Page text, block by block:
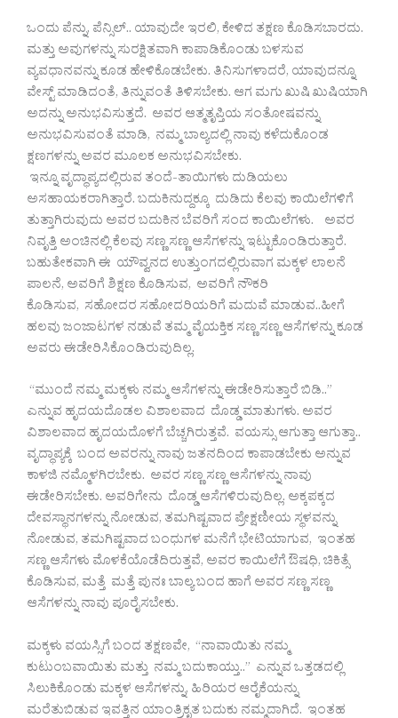
ಒಂದು ಪೆನ್ನು, ಪೆನ್ಸಿಲ್.. ಯಾವುದೇ ಇರಲಿ, ಕೇಳಿದ ತಕ್ಷಣ ಕೊಡಿಸಬಾರದು.
ಮತ್ತು ಅವುಗಳನ್ನು ಸುರಕ್ಷಿತವಾಗಿ ಕಾಪಾಡಿಕೊಂಡು ಬಳಸುವ
ವ್ಯವಧಾನವನ್ನು ಕೂಡ ಹೇಳಿಕೊಡಬೇಕು. ತಿನಿಸುಗಳಾದರೆ, ಯಾವುದನ್ನೂ
ವೇಸ್ಟ್ ಮಾಡಿದಂತೆ, ತಿನ್ನುವಂತೆ ತಿಳಿಸಬೇಕು. ಆಗ ಮಗು ಖುಷಿ ಖುಷಿಯಾಗಿ
ಅದನ್ನು ಅನುಭವಿಸುತ್ತದೆ. ಅವರ ಆತ್ಮತೃಪ್ತಿಯ ಸಂತೋಷವನ್ನು
ಅನುಭವಿಸುವಂತೆ ಮಾಡಿ, ನಮ್ಮ ಬಾಲ್ಯದಲ್ಲಿ ನಾವು ಕಳೆದುಕೊಂಡ
ಕ್ಷಣಗಳನ್ನು ಅವರ ಮೂಲಕ ಅನುಭವಿಸಬೇಕು.
ಇನ್ನೂ ವೃದ್ಧಾಪ್ಯದಲ್ಲಿರುವ ತಂದೆ-ತಾಯಿಗಳು ದುಡಿಯಲು
ಅಸಹಾಯಕರಾಗಿತ್ತಾರೆ. ಬದುಕಿನುದ್ದಕ್ಕೂ ದುಡಿದು ಕೆಲವು ಕಾಯಿಲೆಗಳಿಗೆ
ತುತ್ತಾಗಿರುವುದು ಅವರ ಬದುಕಿನ ಬೆವರಿಗೆ ಸಂದ ಕಾಯಿಲೆಗಳು. ಅವರ
ನಿವೃತ್ತಿ ಅಂಚಿನಲ್ಲಿ ಕೆಲವು ಸಣ್ಣ ಸಣ್ಣ ಆಸೆಗಳನ್ನು ಇಟ್ಟುಕೊಂಡಿರುತ್ತಾರೆ.
ಬಹುತೇಕವಾಗಿ ಈ ಯೌವ್ವನದ ಉತ್ತುಂಗದಲ್ಲಿರುವಾಗ ಮಕ್ಕಳ ಲಾಲನೆ
ಪಾಲನೆ, ಅವರಿಗೆ ಶಿಕ್ಷಣ ಕೊಡಿಸುವ, ಅವರಿಗೆ ನೌಕರಿ
ಕೊಡಿಸುವ, ಸಹೋದರ ಸಹೋದರಿಯರಿಗೆ ಮದುವೆ ಮಾಡುವ..ಹೀಗೆ
ಹಲವು ಜಂಜಾಟಗಳ ನಡುವೆ ತಮ್ಮ ವೈಯಕ್ತಿಕ ಸಣ್ಣ ಸಣ್ಣ ಆಸೆಗಳನ್ನು ಕೂಡ
ಅವರು ಈಡೇರಿಸಿಕೊಂಡಿರುವುದಿಲ್ಲ.
“ಮುಂದೆ ನಮ್ಮ ಮಕ್ಕಳು ನಮ್ಮ ಆಸೆಗಳನ್ನು ಈಡೇರಿಸುತ್ತಾರೆ ಬಿಡಿ..”
ಎನ್ನುವ ಹೃದಯದೊಡಲ ವಿಶಾಲವಾದ ದೊಡ್ಡ ಮಾತುಗಳು. ಅವರ
ವಿಶಾಲವಾದ ಹೃದಯದೊಳಗೆ ಬೆಚ್ಚಗಿರುತ್ತವೆ. ವಯಸ್ಸು ಆಗುತ್ತಾ ಆಗುತ್ತಾ..
ವೃದ್ಧಾಪ್ಯಕ್ಕೆ ಬಂದ ಅವರನ್ನು ನಾವು ಜತನದಿಂದ ಕಾಪಾಡಬೇಕು ಅನ್ನುವ
ಕಾಳಜಿ ನಮ್ಮೊಳಗಿರಬೇಕು. ಅವರ ಸಣ್ಣ ಸಣ್ಣ ಆಸೆಗಳನ್ನು ನಾವು
ಈಡೇರಿಸಬೇಕು. ಅವರಿಗೇನು ದೊಡ್ಡ ಆಸೆಗಳಿರುವುದಿಲ್ಲ. ಅಕ್ಕಪಕ್ಕದ
ದೇವಸ್ಥಾನಗಳನ್ನು ನೋಡುವ, ತಮಗಿಷ್ಟವಾದ ಪ್ರೇಕ್ಷಣೀಯ ಸ್ಥಳವನ್ನು
ನೋಡುವ, ತಮಗಿಷ್ಟವಾದ ಬಂಧುಗಳ ಮನೆಗೆ ಭೇಟಿಯಾಗುವ, ಇಂತಹ
ಸಣ್ಣ ಆಸೆಗಳು ಮೊಳಕೆಯೊಡೆದಿರುತ್ತವೆ, ಅವರ ಕಾಯಿಲೆಗೆ ಔಷಧಿ, ಚಿಕಿತ್ಸೆ
ಕೊಡಿಸುವ, ಮತ್ತೆ ಮತ್ತೆ ಪುನಃ ಬಾಲ್ಯ ಬಂದ ಹಾಗೆ ಅವರ ಸಣ್ಣ ಸಣ್ಣ
ಆಸೆಗಳನ್ನು ನಾವು ಪೂರೈಸಬೇಕು.
ಮಕ್ಕಳು ವಯಸ್ಸಿಗೆ ಬಂದ ತಕ್ಷಣವೇ, “ನಾವಾಯಿತು ನಮ್ಮ
ಕುಟುಂಬವಾಯಿತು ಮತ್ತು ನಮ್ಮ ಬದುಕಾಯ್ತು..” ಎನ್ನುವ ಒತ್ತಡದಲ್ಲಿ
ಸಿಲುಕಿಕೊಂಡು ಮಕ್ಕಳ ಆಸೆಗಳನ್ನು, ಹಿರಿಯರ ಆರೈಕೆಯನ್ನು
ಮರೆತುಬಿಡುವ ಇವತ್ತಿನ ಯಾಂತ್ರಿಕೃತ ಬದುಕು ನಮ್ಮದಾಗಿದೆ. ಇಂತಹ